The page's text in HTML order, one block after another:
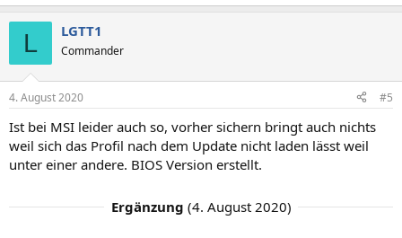
L LGTT1
Commander
4. August 2020 #5
Ist bei MSI leider auch so, vorher sichern bringt auch nichts
weil sich das Profil nach dem Update nicht laden lässt weil
unter einer andere. BIOS Version erstellt.
Ergänzung (4. August 2020)